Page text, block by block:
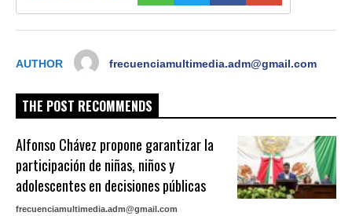
AUTHOR frecuenciamultimedia.adm@gmail.com
THE POST RECOMMENDS
Alfonso Chávez propone garantizar la
participación de niñas, niños y
adolescentes en decisiones públicas
frecuenciamultimedia.adm@gmail.com